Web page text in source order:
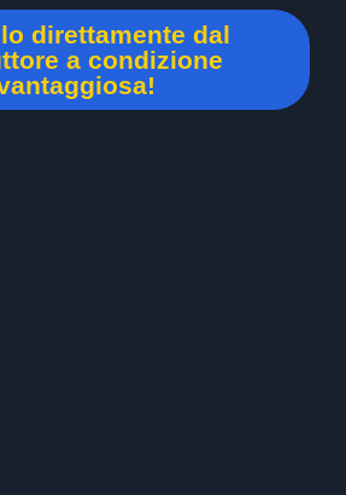
direttamente dal
a condizione